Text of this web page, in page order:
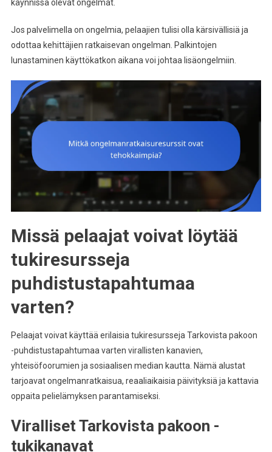
käynnissä olevat ongelmat.
Jos palvelimella on ongelmia, pelaajien tulisi olla kärsivällisiä ja
odottaa kehittäjien ratkaisevan ongelman. Palkintojen
lunastaminen käyttökatkon aikana voi johtaa lisäongelmiin.
Missä pelaajat voivat löytää
tukiresursseja
puhdistustapahtumaa
varten?
Pelaajat voivat käyttää erilaisia tukiresursseja Tarkovista pakoon
-puhdistustapahtumaa varten virallisten kanavien,
yhteisöfoorumien ja sosiaalisen median kautta. Nämä alustat
tarjoavat ongelmanratkaisua, reaaliaikaisia päivityksiä ja kattavia
oppaita pelielämyksen parantamiseksi.
Viralliset Tarkovista pakoon -
tukikanavat